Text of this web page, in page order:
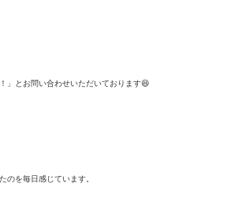
」とお問い合わせいただいております😆
のを毎日感じています